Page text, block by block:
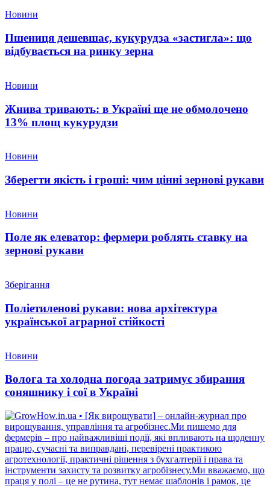
Новини
Пшениця дешевшає, кукурудза «застигла»: що
відбувається на ринку зерна
Новини
Жнива тривають: в Україні ще не обмолочено
13% площ кукурудзи
Новини
Зберегти якість і гроші: чим цінні зернові рукави
Новини
Поле як елеватор: фермери роблять ставку на
зернові рукави
Зберігання
Поліетиленові рукави: нова архітектура
української аграрної стійкості
Новини
Волога та холодна погода затримує збирання
соняшнику і сої в Україні